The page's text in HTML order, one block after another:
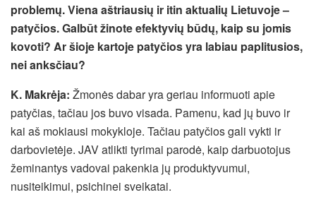
problemų. Viena aštriausių ir itin aktualių Lietuvoje –
patyčios. Galbūt žinote efektyvių būdų, kaip su jomis
kovoti? Ar šioje kartoje patyčios yra labiau paplitusios,
nei anksčiau?
K. Makrėja: Žmonės dabar yra geriau informuoti apie
patyčias, tačiau jos buvo visada. Pamenu, kad jų buvo ir
kai aš mokiausi mokykloje. Tačiau patyčios gali vykti ir
darbovietėje. JAV atlikti tyrimai parodė, kaip darbuotojus
žeminantys vadovai pakenkia jų produktyvumui,
nusiteikimui, psichinei sveikatai.